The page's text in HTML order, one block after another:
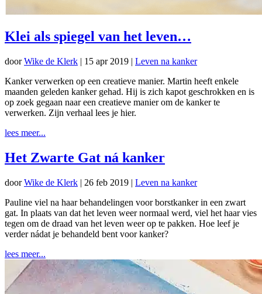
Klei als spiegel van het leven…
doorWike de Klerk | 15 apr 2019 | Leven na kanker
Kanker verwerken op een creatieve manier. Martin heeft enkele
maanden geleden kanker gehad. Hij is zich kapot geschrokken en is
op zoek gegaan naar een creatieve manier om de kanker te
verwerken. Zijn verhaal lees je hier.
lees meer...
Het Zwarte Gat ná kanker
doorWike de Klerk | 26 feb 2019 | Leven na kanker
Pauline viel na haar behandelingen voor borstkanker in een zwart
gat. In plaats van dat het leven weer normaal werd, viel het haar vies
tegen om de draad van het leven weer op te pakken. Hoe leef je
verder nádat je behandeld bent voor kanker?
lees meer...